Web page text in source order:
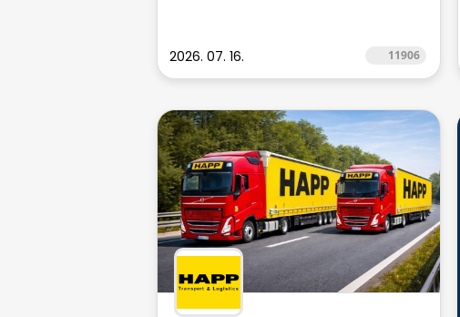
2026. 07. 16. 11906